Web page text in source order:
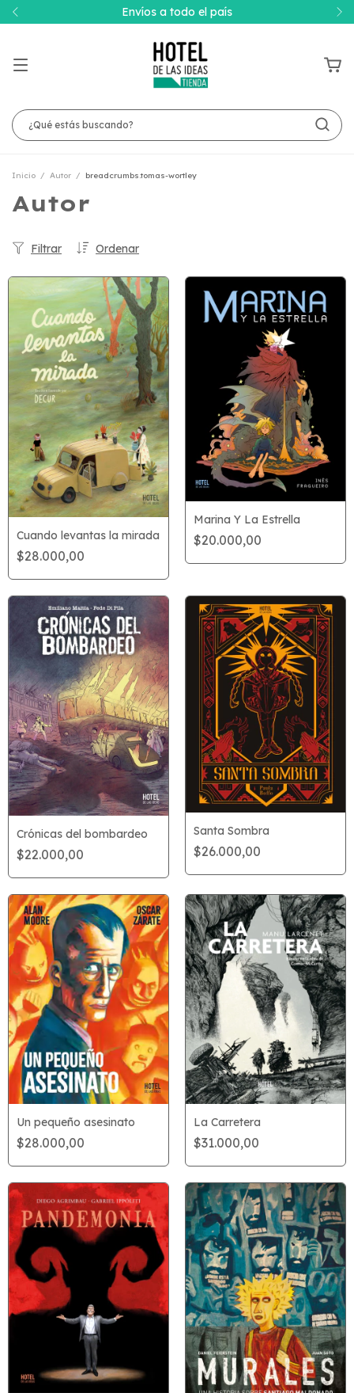
Envíos a todo el país
Inicio / Autor / breadcrumbs.tomas-wortley
Autor
Ordenar
Filtrar
Cuando levantas la mirada
$28.000,00
Marina Y La Estrella
$20.000,00
Crónicas del bombardeo
$22.000,00
Santa Sombra
$26.000,00
Un pequeño asesinato
$28.000,00
La Carretera
$31.000,00